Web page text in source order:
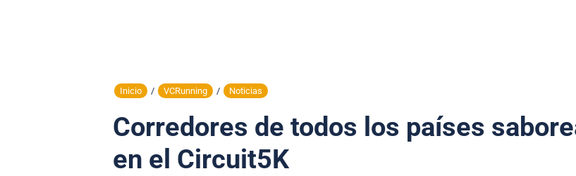
Inicio / VCRunning / Noticias
Corredores de todos los países
en el Circuit5K